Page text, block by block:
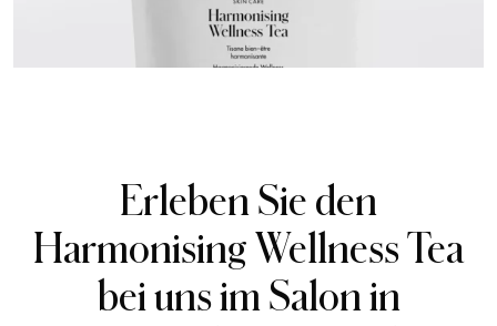
Erleben Sie den
Harmonising Wellness Tea
bei uns im Salon in